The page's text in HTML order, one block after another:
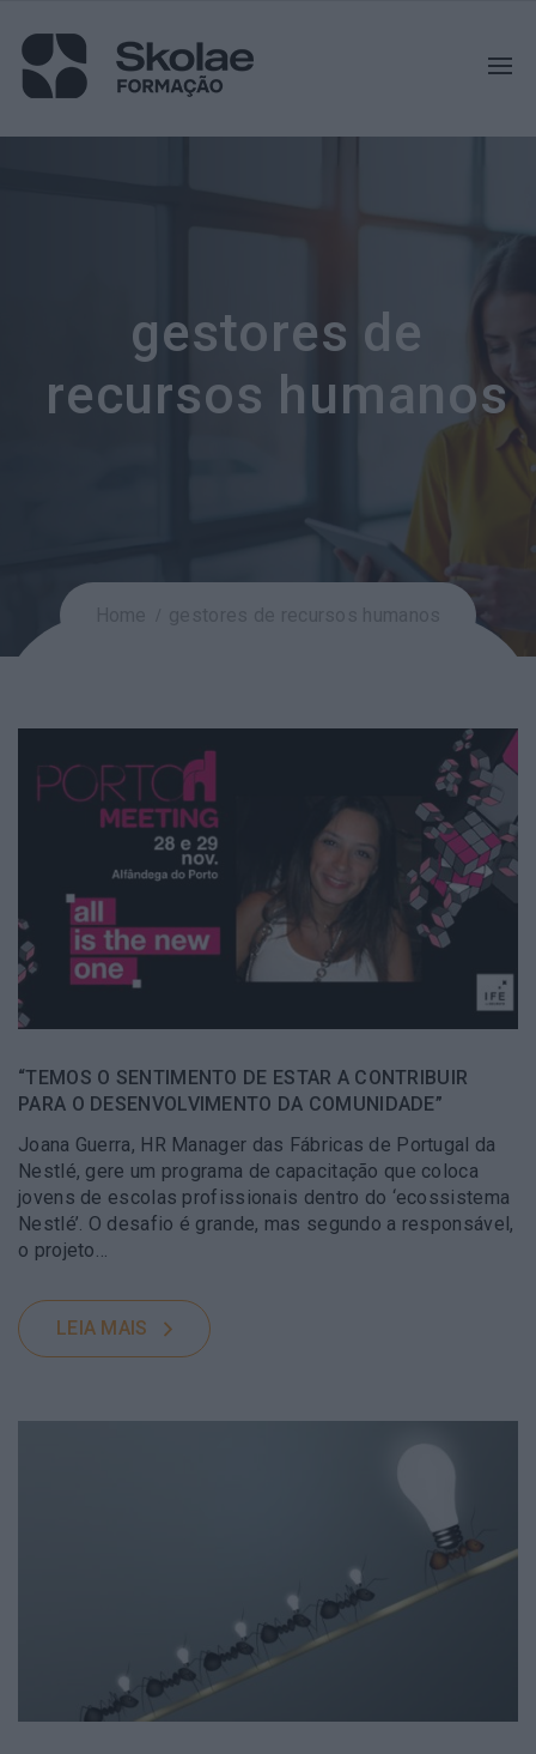
gestores de
recursos humanos
“TEMOS O SENTIMENTO DE ESTAR A CONTRIBUIR
PARA O DESENVOLVIMENTO DA COMUNIDADE”
Joana Guerra, HR Manager das Fábricas de Portugal da
Nestlé, gere um programa de capacitação que coloca
jovens de escolas profissionais dentro do ‘ecossistema
Nestlé’. O desafio é grande, mas segundo a responsável,
o projeto…
LEIA MAIS